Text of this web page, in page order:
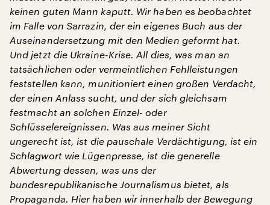
keinen guten Mann kaputt. Wir haben es beobachtet
im Falle von Sarrazin, der ein eigenes Buch aus der
Auseinandersetzung mit den Medien geformt hat.
Und jetzt die Ukraine-Krise. All dies, was man an
tatsächlichen oder vermeintlichen Fehlleistungen
feststellen kann, munitioniert einen großen Verdacht,
der einen Anlass sucht, und der sich gleichsam
festmacht an solchen Einzel- oder
Schlüsselereignissen. Was aus meiner Sicht
ungerecht ist, ist die pauschale Verdächtigung, ist ein
Schlagwort wie Lügenpresse, ist die generelle
Abwertung dessen, was uns der
bundesrepublikanische Journalismus bietet, als
Propaganda. Hier haben wir innerhalb der Bewegung